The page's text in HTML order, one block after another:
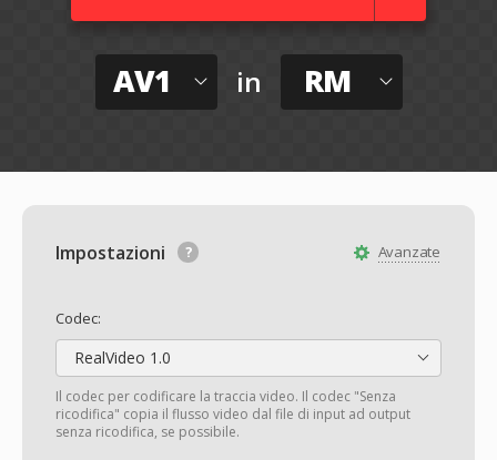
AV1 in RM
Avanzate
Impostazioni
Codec:
RealVideo 1.0
Il codec per codificare la traccia video. Il codec "Senza
ricodifica" copia il flusso video dal file di input ad output
senza ricodifica, se possibile.